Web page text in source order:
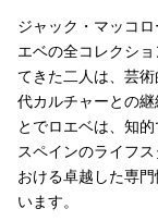
ジャック・マッコ
エベの全コレクシ
てきた二人は、芸
代カルチャーとの
とでロエベは、知
スペインのライフ
おける卓越した専
います。